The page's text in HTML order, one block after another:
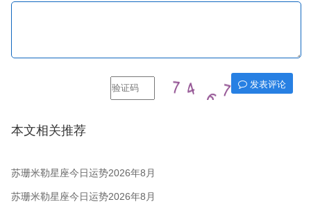
发表评论
本文相关推荐
苏珊米勒星座今日运势2026年8月
7日
苏珊米勒星座今日运势2026年8月